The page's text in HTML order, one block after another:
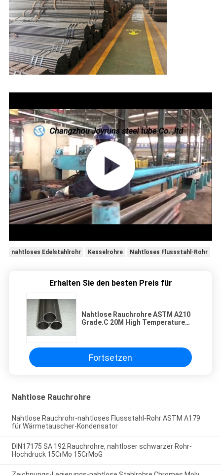
nahtloses Edelstahlrohr Kesselrohre Nahtloses Flussstahl-Rohr
Erhalten Sie den besten Preis für
Nahtlose Rauchrohre ASTM A210
Grade.C 20M High Temperature
Fortsetzen
Nahtlose Rauchrohre
Nahtlose Rauchrohr-nahtloses Flussstahl-Rohr ASTM A179
für Wärmetauscher-Kondensator
DIN17175 SA 192 Rauchrohre, nahtloser schwarzer Rohr-
Hochdruck 15CrMo 15CrMoG